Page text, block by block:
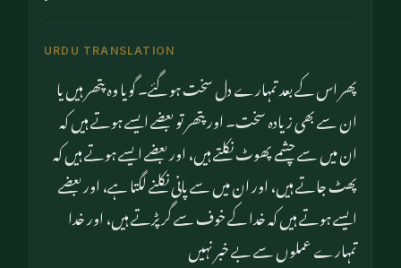
URDU TRANSLATION
پھر اس کے بعد تمہارے دل سخت ہو گئے۔ گویا وہ پتھر ہیں یا
ان سے بھی زیادہ سخت۔ اور پتھر تو بعضے ایسے ہوتے ہیں کہ
ان میں سے چشمے پھوٹ نکلتے ہیں، اور بعضے ایسے ہوتے ہیں کہ
پھٹ جاتے ہیں، اور ان میں سے پانی نکلنے لگتا ہے، اور بعضے
ایسے ہوتے ہیں کہ خدا کے خوف سے گر پڑتے ہیں، اور خدا
تمہارے عملوں سے بے خبر نہیں